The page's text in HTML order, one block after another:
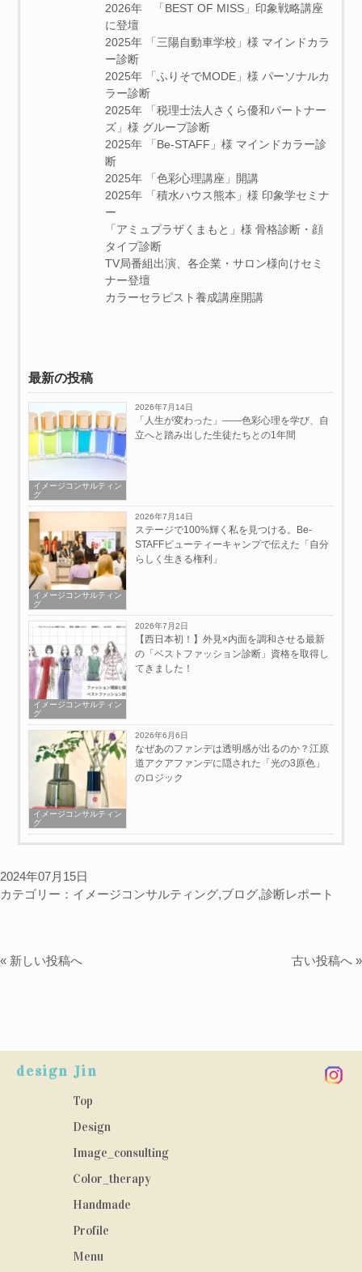
2026年 「BEST OF MISS」印象戦略講座
に登壇
2025年 「三陽自動車学校」様 マインドカラ
ー診断
2025年 「ふりそでMODE」様 パーソナルカ
ラー診断
2025年 「税理士法人さくら優和パートナー
ズ」様 グループ診断
2025年 「Be-STAFF」様 マインドカラー診
断
2025年 「色彩心理講座」開講
2025年 「積水ハウス熊本」様 印象学セミナ
ー
「アミュプラザくまもと」様 骨格診断・顔
タイプ診断
TV局番組出演、各企業・サロン様向けセミ
ナー登壇
カラーセラピスト養成講座開講
最新の投稿
イメージコンサルティン
グ
2026年7月14日
「人生が変わった」——色彩心理を学び、自
立へと踏み出した生徒たちとの1年間
イメージコンサルティン
グ
2026年7月14日
ステージで100%輝く私を見つける。Be-
STAFFビューティーキャンプで伝えた「自分
らしく生きる権利」
イメージコンサルティン
グ
2026年7月2日
【西日本初！】外見×内面を調和させる最新
の「ベストファッション診断」資格を取得し
てきました！
イメージコンサルティン
グ
2026年6月6日
なぜあのファンデは透明感が出るのか？江原
道アクアファンデに隠された「光の3原色」
のロジック
2024年07月15日
カテゴリー： イメージコンサルティング,ブログ,診断レポート
« 新しい投稿へ 古い投稿へ »
design Jin
Top
Design
Image_consulting
Color_therapy
Handmade
Profile
Menu